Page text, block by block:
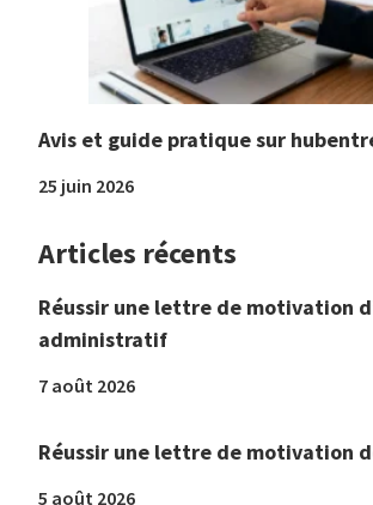
Avis et guide pratique sur
25 juin 2026
Articles récents
Réussir une lettre de motivation
administratif
7 août 2026
Réussir une lettre de motivation
5 août 2026